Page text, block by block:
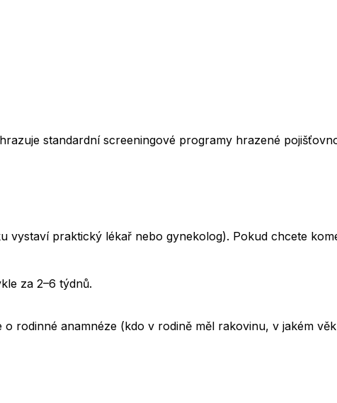
standardní screeningové programy hrazené
vystaví praktický lékař nebo gynekolog). Pokud chcete
za 2–6 týdnů.
rodinné anamnéze (kdo v rodině měl rakovinu, v jakém